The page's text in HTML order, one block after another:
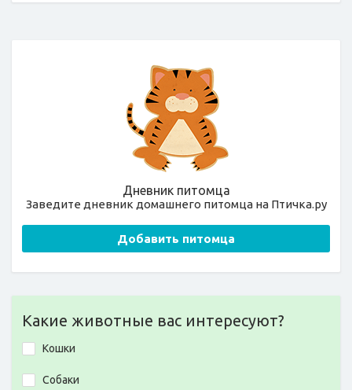
Дневник питомца
Заведите дневник домашнего питомца на Птичка.ру
Добавить питомца
Какие животные вас интересуют?
Кошки
Собаки